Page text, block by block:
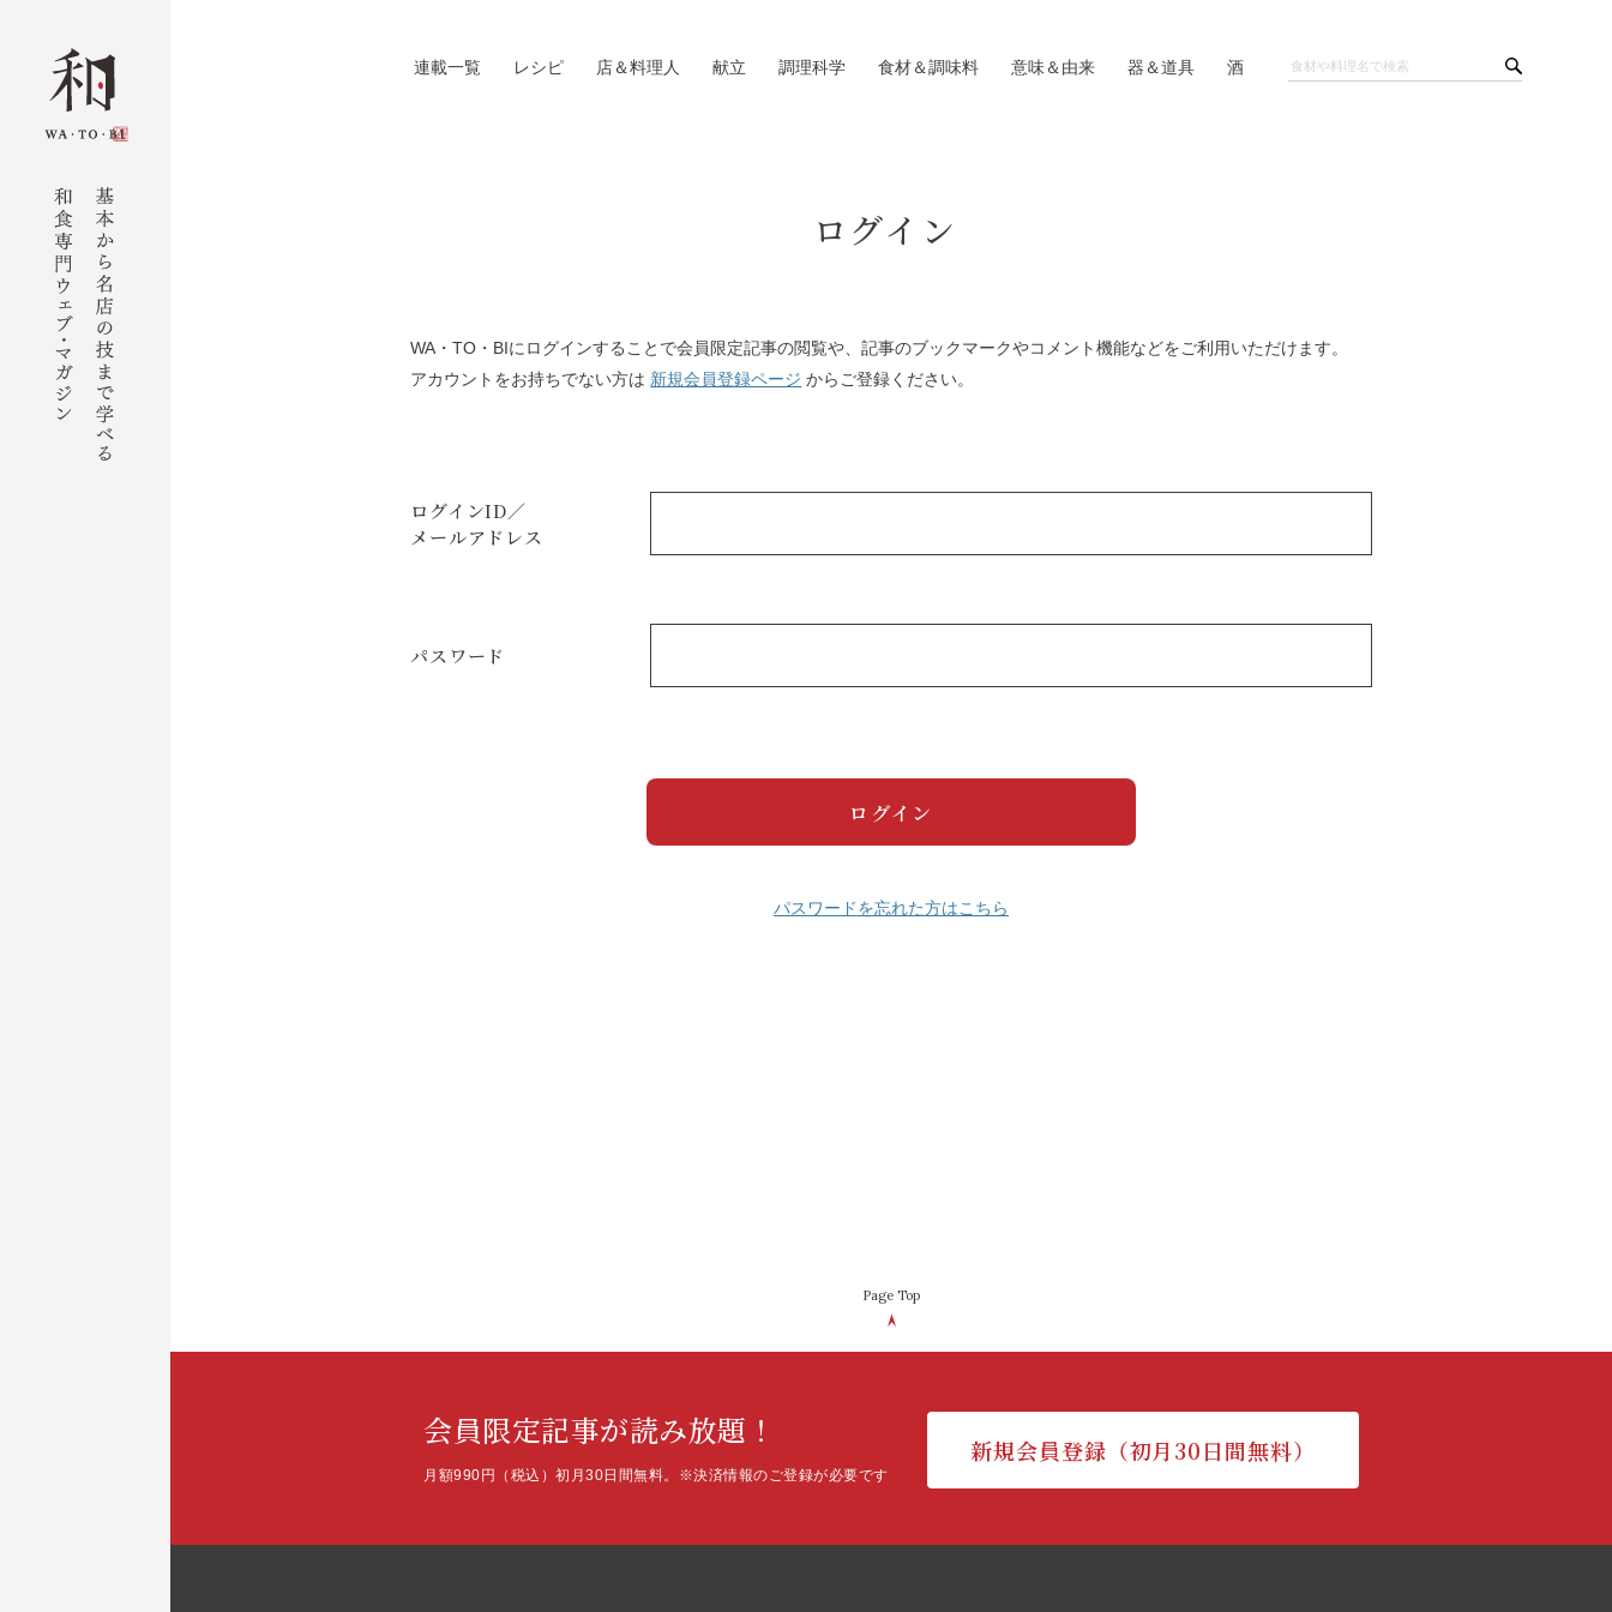
連載一覧 レシピ 店＆料理人 献立 調理科学 食材＆調味料 意味＆由来 器＆道具 酒
ログイン
WA・TO・BIにログインすることで会員限定記事の閲覧や、記事のブックマークやコメント機能などをご利用いただけます。
アカウントをお持ちでない方は 新規会員登録ページ からご登録ください。
ログインID／
メールアドレス
パスワード
パスワードを忘れた方はこちら
Page Top
会員限定記事が読み放題！
月額990円（税込）初月30日間無料。 ※決済情報のご登録が必要です
新規会員登録（初月30日間無料）